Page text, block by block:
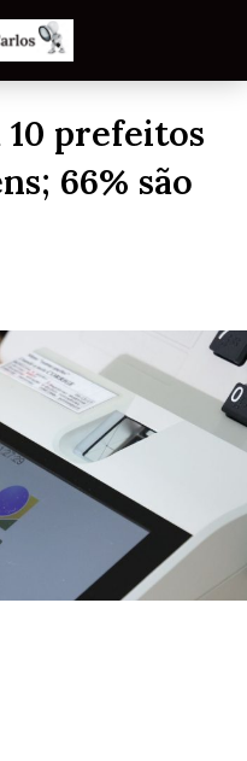
10 prefeitos
66% são